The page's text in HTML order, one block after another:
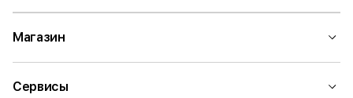
Магазин
Сервисы